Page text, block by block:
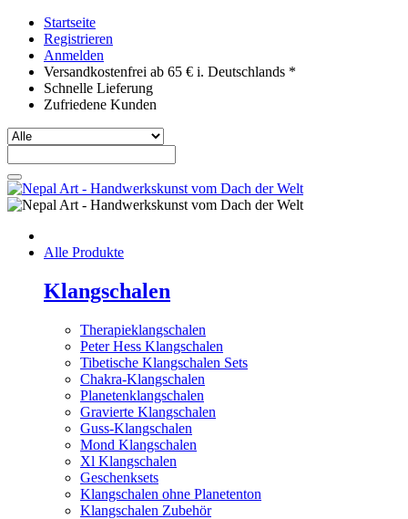
Startseite
Registrieren
Anmelden
Versandkostenfrei ab 65 € i. Deutschlands *
Schnelle Lieferung
Zufriedene Kunden
Alle Produkte
Klangschalen
Therapieklangschalen
Peter Hess Klangschalen
Tibetische Klangschalen Sets
Chakra-Klangschalen
Planetenklangschalen
Gravierte Klangschalen
Guss-Klangschalen
Mond Klangschalen
Xl Klangschalen
Geschenksets
Klangschalen ohne Planetenton
Klangschalen Zubehör